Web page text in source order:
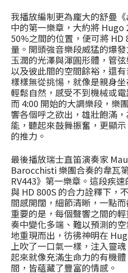
我播放編制更為龐大的舒曼《
中的第一樂章，大約將 Hugo
50%之間的位置，便可將 HD
量。開頭強音樂段威猛的爆
玉潤的光澤與渾圓形體，管
以及彼此間的空間餘裕，還
樣樣無從挑惕，就像是親身
輕鬆自然，感受不到機械或
而 4:00 開始的大調樂段，樂
響各個呼之欲出，雄壯飽滿
能，聽起來鼓舞振奮，更顯
的推力。
最後播放瑞士直笛演奏家
Barocchisti 樂團合奏的韋瓦
RV443》第一樂章。這段疾
與 HD 800S 的合力詮釋下，
間感開闊，細節清晰，一點
重要的是，每個聲響之間的
奏中變化多端、難以預測的
地重現而出，彷彿神明在
上吹了一口氣一樣，注入靈
起來就像充滿生命力的有機
間，皆蘊藏了豐富的情感。